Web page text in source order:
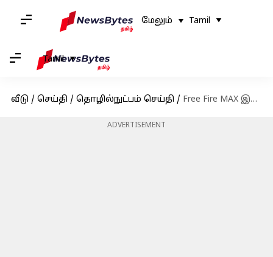
மேலும் Tamil
Tamil
வீடு / செய்தி / தொழில்நுட்பம் செய்தி / Free Fire MAX இலவச குறியீடுகள்: அக்டோபர் 21-க்கான குறியீடுகள் பெறுவதற்கான வழிமுறைகள்
ADVERTISEMENT